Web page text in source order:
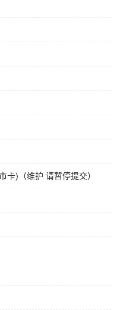
卡)（维护 请暂停提交）